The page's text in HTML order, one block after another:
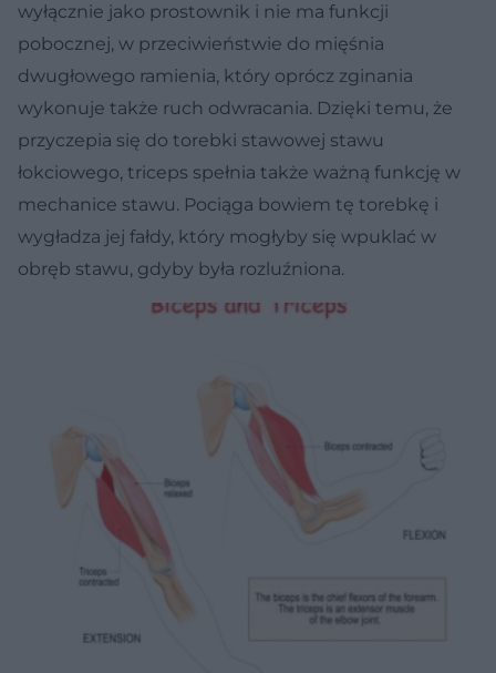
wyłącznie jako prostownik i nie ma funkcji
pobocznej, w przeciwieństwie do mięśnia
dwugłowego ramienia, który oprócz zginania
wykonuje także ruch odwracania. Dzięki temu, że
przyczepia się do torebki stawowej stawu
łokciowego, triceps spełnia także ważną funkcję w
mechanice stawu. Pociąga bowiem tę torebkę i
wygładza jej fałdy, który mogłyby się wpuklać w
obręb stawu, gdyby była rozluźniona.